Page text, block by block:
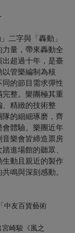
字與「轟動」
量，帶來轟動全
超過十年，是臺
管樂編制為核
的節目需求彈性
整。樂團極其重
精緻的技術整
的細細琢磨，齊
體驗。樂團近年
樂會皆締造票房
進場館的聽眾、
動且親近的製作
鳴與深刻感動。
中友百貨藝術
崎駿《風之